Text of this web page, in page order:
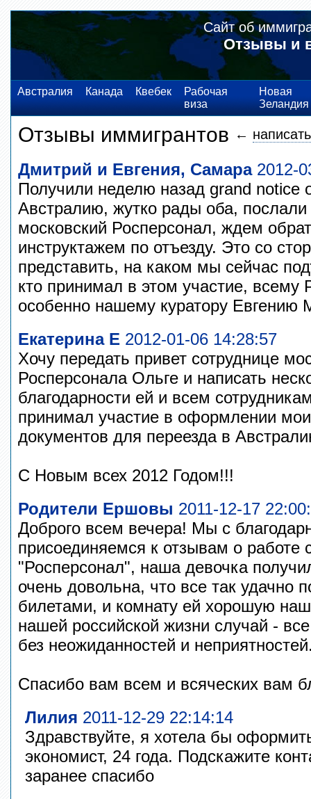
Сайт об
Отзывы и
Австралия Канада Квебек
Рабочая
виза
Новая
Зеландия
Отзывы иммигрантов ←
Дмитрий и Евгения, Самара2012-
Получили неделю назад grand notice
Австралию, жутко рады оба, послали
московский Росперсонал, ждем
инструктажем по отъезду. Это со
представить, на каком мы сейчас
кто принимал в этом участие, всему
особенно нашему куратору Евгению
Екатерина Е 2012-01-06 14:28:57
Хочу передать привет сотруднице
Росперсонала Ольге и написать
благодарности ей и всем
принимал участие в оформлении
документов для переезда в
С Новым всех 2012 Годом!!!
Родители Ершовы 2011-12-17
Доброго всем вечера! Мы с
присоединяемся к отзывам о работе
"Росперсонал", наша девочка
очень довольна, что все так удачно
билетами, и комнату ей хорошую
нашей российской жизни случай -
без неожиданностей и
Спасибо вам всем и всяческих вам
Лилия 2011-12-29 22:14:14
Здравствуйте, я хотела бы
экономист, 24 года. Подскажите
заранее спасибо